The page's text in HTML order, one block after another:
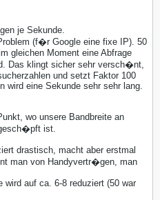
je Sekunde.
(f�r Google eine fixe IP). 50
gleichen Moment eine Abfrage
Das klingt sicher sehr versch�nt,
und setzt Faktor 100
wird eine Sekunde sehr sehr lang.
wo unsere Bandbreite an
ist.
drastisch, macht aber erstmal
man von Handyvertr�gen, man
wird auf ca. 6-8 reduziert (50 war